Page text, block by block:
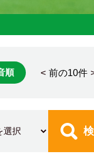
順 < 前の10件